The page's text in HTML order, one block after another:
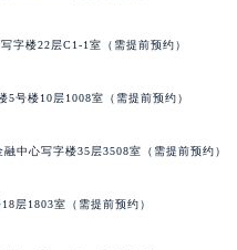
字楼22层C1-1室（需提前预约）
号楼10层1008室（需提前预约）
中心写字楼35层3508室（需提前预约）
层1803室（需提前预约）